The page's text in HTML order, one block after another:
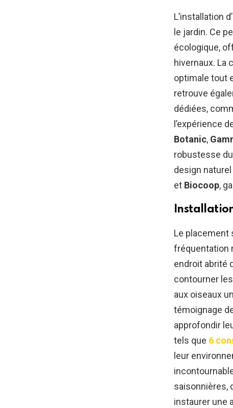
L’installation
le jardin. Ce
écologique,
hivernaux. La
optimale tout
retrouve
dédiées,
l’expérience
Botanic,
robustesse
design
et Biocoop,
Le placement
fréquentation
endroit abrité
contourner
aux oiseaux
témoignage
approfondir
tels que 6
leur
saisonnières,
instaurer une